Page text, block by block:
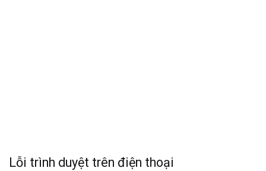
Lỗi trình duyệt trên điện thoại